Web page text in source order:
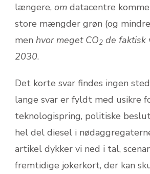
længere, om datacentre
store mængder grøn (og
men hvor meget CO2 de faktisk
2030.
Det korte svar findes ingen
lange svar er fyldt med usikre
teknologispring, politiske
hel del diesel i
artikel dykker vi ned i tal,
fremtidige jokerkort, der kan